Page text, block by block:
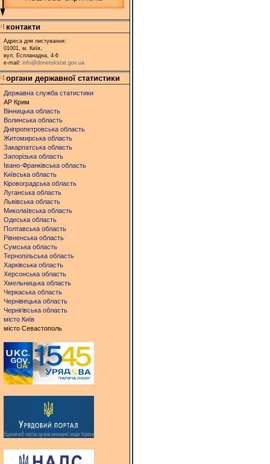
контакти
Адреса для листування:
01001, м. Київ,
вул. Еспланадна, 4-6
e-mail: info@donetskstat.gov.ua
органи державної статистики
Державна служба статистики
АР Крим
Вінницька область
Волинська область
Дніпропетровська область
Житомирська область
Закарпатська область
Запорізька область
Івано-Франківська область
Київська область
Кіровоградська область
Луганська область
Львівська область
Миколаївська область
Одеська область
Полтавська область
Рівненська область
Сумська область
Тернопільська область
Харківська область
Херсонська область
Хмельницька область
Черкаська область
Чернівецька область
Чернігівська область
місто Київ
місто Севастополь